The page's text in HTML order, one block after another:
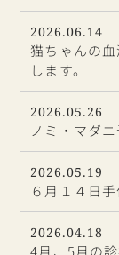
2026.06.14
猫ちゃんの
します。
2026.05.26
ノミ・マダ
2026.05.19
６月１４日
2026.04.18
4月、5月の